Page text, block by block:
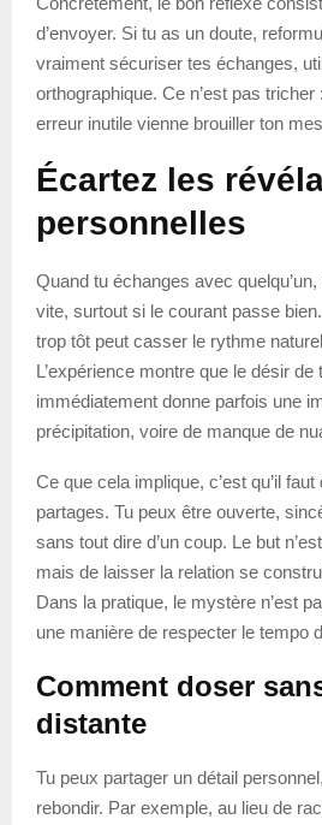
d’envoyer. Si tu as un doute,
vraiment sécuriser tes échanges,
orthographique. Ce n’est pas tricher
erreur inutile vienne brouiller ton
Écartez les
personnelles
Quand tu échanges avec quelqu’un,
vite, surtout si le courant passe
trop tôt peut casser le rythme
L’expérience montre que le désir de
immédiatement donne parfois une
précipitation, voire de manque de
Ce que cela implique, c’est qu’il
partages. Tu peux être ouverte,
sans tout dire d’un coup. Le but
mais de laisser la relation se
Dans la pratique, le mystère n’est
une manière de respecter le tempo
Comment doser
distante
Tu peux partager un détail
rebondir. Par exemple, au lieu de